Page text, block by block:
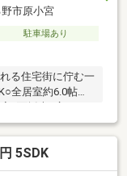
市原小宮
駐車場あり
る住宅街に佇む一
全居室約6.0帖以
2か所あり○収納
］○カースペース2
兼ね備えた住環
グストアあり○指
5SDK